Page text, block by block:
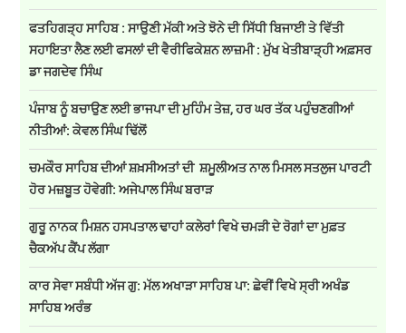
ਫਤਹਿਗੜ੍ਹ ਸਾਹਿਬ : ਸਾਉਣੀ ਮੱਕੀ ਅਤੇ ਝੋਨੇ ਦੀ ਸਿੱਧੀ ਬਿਜਾਈ ਤੇ ਵਿੱਤੀ
ਸਹਾਇਤਾ ਲੈਣ ਲਈ ਫਸਲਾਂ ਦੀ ਵੈਰੀਫਿਕੇਸ਼ਨ ਲਾਜ਼ਮੀ : ਮੁੱਖ ਖੇਤੀਬਾੜ੍ਹੀ ਅਫ਼ਸਰ
ਡਾ ਜਗਦੇਵ ਸਿੰਘ
ਪੰਜਾਬ ਨੂੰ ਬਚਾਉਣ ਲਈ ਭਾਜਪਾ ਦੀ ਮੁਹਿੰਮ ਤੇਜ਼, ਹਰ ਘਰ ਤੱਕ ਪਹੁੰਚਣਗੀਆਂ
ਨੀਤੀਆਂ: ਕੇਵਲ ਸਿੰਘ ਢਿੱਲੋਂ
ਚਮਕੌਰ ਸਾਹਿਬ ਦੀਆਂ ਸ਼ਖ਼ਸੀਅਤਾਂ ਦੀ ਸ਼ਮੂਲੀਅਤ ਨਾਲ ਮਿਸਲ ਸਤਲੁਜ ਪਾਰਟੀ
ਹੋਰ ਮਜ਼ਬੂਤ ਹੋਵੇਗੀ: ਅਜੇਪਾਲ ਸਿੰਘ ਬਰਾੜ
ਗੁਰੂ ਨਾਨਕ ਮਿਸ਼ਨ ਹਸਪਤਾਲ ਢਾਹਾਂ ਕਲੇਰਾਂ ਵਿਖੇ ਚਮੜੀ ਦੇ ਰੋਗਾਂ ਦਾ ਮੁਫ਼ਤ
ਚੈਕਅੱਪ ਕੈਂਪ ਲੱਗਾ
ਕਾਰ ਸੇਵਾ ਸਬੰਧੀ ਅੱਜ ਗੁ: ਮੱਲ ਅਖਾੜਾ ਸਾਹਿਬ ਪਾ: ਛੇਵੀਂ ਵਿਖੇ ਸ੍ਰੀ ਅਖੰਡ
ਸਾਹਿਬ ਅਰੰਭ